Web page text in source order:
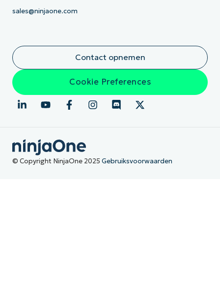
sales@ninjaone.com
Contact opnemen
Cookie Preferences
© Copyright NinjaOne 2025 Gebruiksvoorwaarden